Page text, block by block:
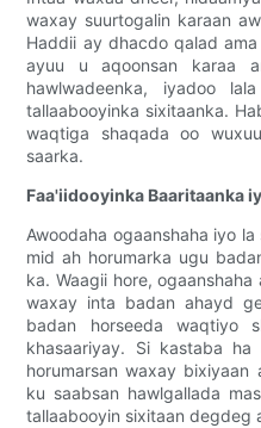
waxay suurtogalin karaan
Haddii ay dhacdo qalad
ayuu u aqoonsan karaa
hawlwadeenka, iyadoo
tallaabooyinka sixitaanka.
waqtiga shaqada oo
saarka.
Faa'iidooyinka Baaritaanka
Awoodaha ogaanshaha iyo
mid ah horumarka ugu
ka. Waagii hore,
waxay inta badan ahayd
badan horseeda waqtiyo
khasaariyay. Si kastaba ha
horumarsan waxay
ku saabsan hawlgallada
tallaabooyin sixitaan degdeg